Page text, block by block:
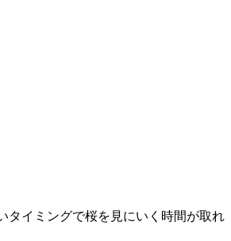
タイミングで桜を見にいく時間が取れ